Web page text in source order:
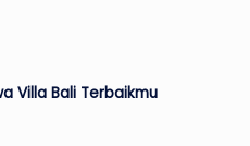
Villa Bali Terbaikmu